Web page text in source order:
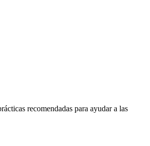
recomendadas para ayudar a las